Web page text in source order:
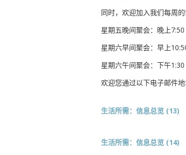
同时，欢迎加入我们每周
星期五晚间聚会：晚上
星期六早间聚会：早上
星期六午间聚会：下午
欢迎您通过以下电子邮件地
生活所需：信息总览 (13)
生活所需：信息总览 (14)